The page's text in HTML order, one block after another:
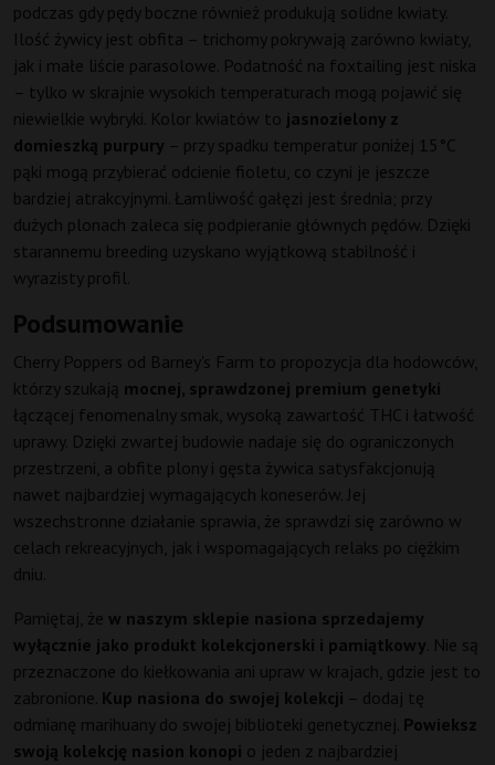
podczas gdy pędy boczne również produkują solidne kwiaty.
Ilość żywicy jest obfita – trichomy pokrywają zarówno kwiaty,
jak i małe liście parasolowe. Podatność na foxtailing jest niska
– tylko w skrajnie wysokich temperaturach mogą pojawić się
niewielkie wybryki. Kolor kwiatów to jasnozielony z
domieszką purpury – przy spadku temperatur poniżej 15°C
pąki mogą przybierać odcienie fioletu, co czyni je jeszcze
bardziej atrakcyjnymi. Łamliwość gałęzi jest średnia; przy
dużych plonach zaleca się podpieranie głównych pędów. Dzięki
starannemu breeding uzyskano wyjątkową stabilność i
wyrazisty profil.
Podsumowanie
Cherry Poppers od Barney's Farm to propozycja dla hodowców,
którzy szukają mocnej, sprawdzonej premium genetyki
łączącej fenomenalny smak, wysoką zawartość THC i łatwość
uprawy. Dzięki zwartej budowie nadaje się do ograniczonych
przestrzeni, a obfite plony i gęsta żywica satysfakcjonują
nawet najbardziej wymagających koneserów. Jej
wszechstronne działanie sprawia, że sprawdzi się zarówno w
celach rekreacyjnych, jak i wspomagających relaks po ciężkim
dniu.
Pamiętaj, że w naszym sklepie nasiona sprzedajemy
wyłącznie jako produkt kolekcjonerski i pamiątkowy . Nie są
przeznaczone do kiełkowania ani upraw w krajach, gdzie jest to
zabronione. Kup nasiona do swojej kolekcji – dodaj tę
odmianę marihuany do swojej biblioteki genetycznej. Powieksz
swoją kolekcję nasion konopi o jeden z najbardziej